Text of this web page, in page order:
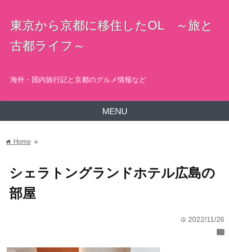
東京から京都に移住したOL ～旅と
古都ライフ～
海外・国内旅行記と京都のグルメ情報など
MENU
home Home »
シェラトングランドホテル広島の
部屋
time 2022/11/26
folder